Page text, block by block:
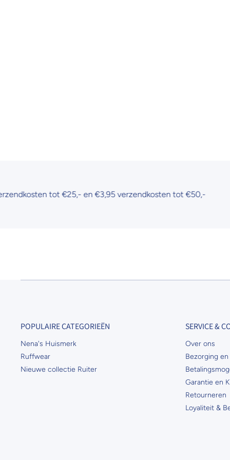
tot €25,- en €3,95 verzendkosten tot €50,-
POPULAIRE CATEGORIEËN
Nena's Huismerk
Ruffwear
Nieuwe collectie Ruiter
SERVICE &
Over ons
Bezorging
Garantie en
Retourneren
Loyaliteit &